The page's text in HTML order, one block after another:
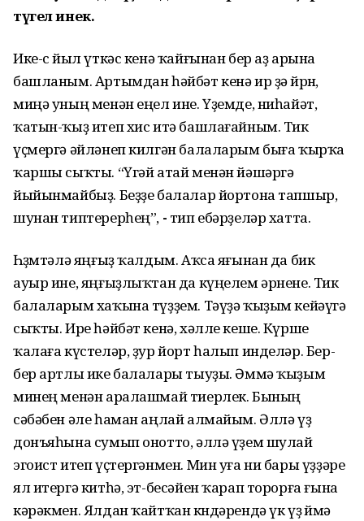
түгел инек.
Ике-өс йыл үткәс кенә ҡайғынан бер аҙ арына
башланым. Артымдан һәйбәт кенә ир ҙә йөрөнө,
миңә уның менән еңел ине. Үҙемде, ниһайәт,
ҡатын-ҡыҙ итеп хис итә башлағайным. Тик
үҫмергә әйләнеп килгән балаларым быға ҡырҡа
ҡаршы сыҡты. “Үгәй атай менән йәшәргә
йыйынмайбыҙ. Беҙҙе балалар йортона тапшыр,
шунан типтерерһең”, - тип ебәрҙеләр хатта.
Һөҙөмтәлә яңғыҙ ҡалдым. Аҡса яғынан да бик
ауыр ине, яңғыҙлыҡтан да күңелем әрнене. Тик
балаларым хаҡына түҙҙем. Тәүҙә ҡыҙым кейәүгә
сыҡты. Ире һәйбәт кенә, хәлле кеше. Күрше
ҡалаға күстеләр, ҙур йорт һалып инделәр. Бер-
бер артлы ике балалары тыуҙы. Әммә ҡыҙым
минең менән аралашмай тиерлек. Бының
сәбәбен әле һаман аңлай алмайым. Әллә үҙ
донъяһына сумып онотто, әллә үҙем шулай
эгоист итеп үҫтергәнмен. Мин уға ни бары үҙҙәре
ял итергә китһә, эт-бесәйен ҡарап торорға ғына
кәрәкмен. Ялдан ҡайтҡан көндәрендә үк үҙ өйөмә